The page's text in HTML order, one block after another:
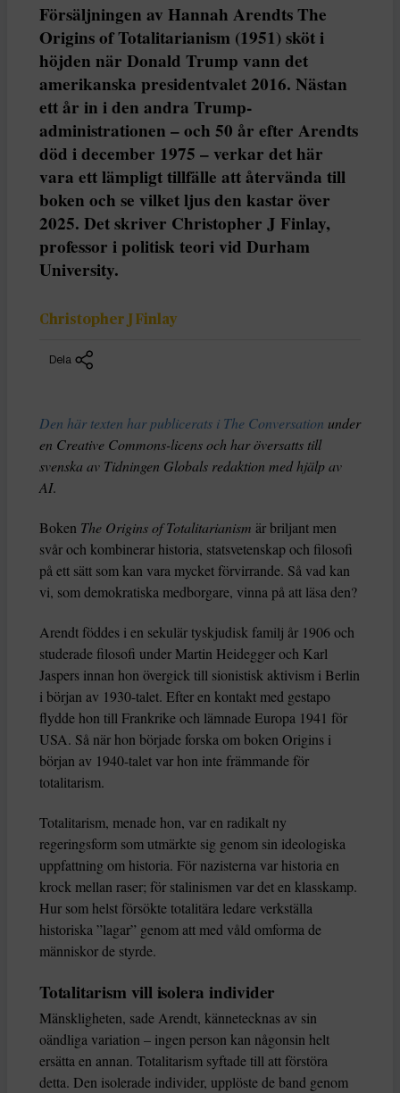
Försäljningen av Hannah Arendts The
Origins of Totalitarianism (1951) sköt i
höjden när Donald Trump vann det
amerikanska presidentvalet 2016. Nästan
ett år in i den andra Trump-
administrationen – och 50 år efter Arendts
död i december 1975 – verkar det här
vara ett lämpligt tillfälle att återvända till
boken och se vilket ljus den kastar över
2025. Det skriver Christopher J Finlay,
professor i politisk teori vid Durham
University.
Christopher J Finlay
Dela
Den här texten har publicerats i The Conversation under
en Creative Commons-licens och har översatts till
svenska av Tidningen Globals redaktion med hjälp av
AI.
Boken The Origins of Totalitarianism är briljant men
svår och kombinerar historia, statsvetenskap och filosofi
på ett sätt som kan vara mycket förvirrande. Så vad kan
vi, som demokratiska medborgare, vinna på att läsa den?
Arendt föddes i en sekulär tyskjudisk familj år 1906 och
studerade filosofi under Martin Heidegger och Karl
Jaspers innan hon övergick till sionistisk aktivism i Berlin
i början av 1930-talet. Efter en kontakt med gestapo
flydde hon till Frankrike och lämnade Europa 1941 för
USA. Så när hon började forska om boken Origins i
början av 1940-talet var hon inte främmande för
totalitarism.
Totalitarism, menade hon, var en radikalt ny
regeringsform som utmärkte sig genom sin ideologiska
uppfattning om historia. För nazisterna var historia en
krock mellan raser; för stalinismen var det en klasskamp.
Hur som helst försökte totalitära ledare verkställa
historiska ”lagar” genom att med våld omforma de
människor de styrde.
Totalitarism vill isolera individer
Mänskligheten, sade Arendt, kännetecknas av sin
oändliga variation – ingen person kan någonsin helt
ersätta en annan. Totalitarism syftade till att förstöra
detta. Den isolerade individer, upplöste de band genom